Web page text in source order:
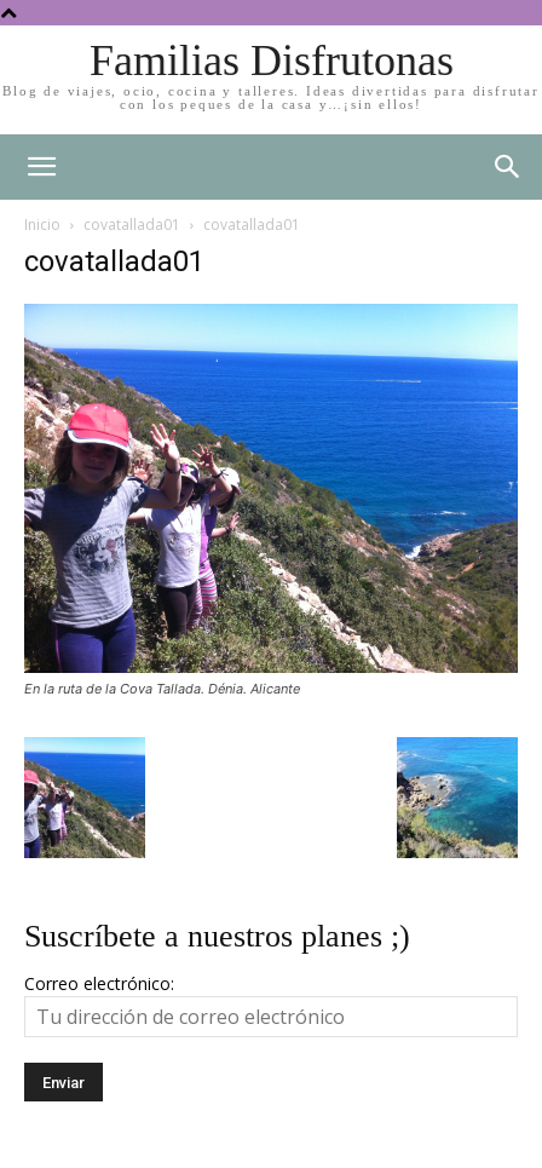
Familias Disfrutonas
Blog de viajes, ocio, cocina y talleres. Ideas divertidas para disfrutar
con los peques de la casa y…¡sin ellos!
Inicio covatallada01 covatallada01
covatallada01
En la ruta de la Cova Tallada. Dénia. Alicante
Suscríbete a nuestros planes ;)
Correo electrónico: